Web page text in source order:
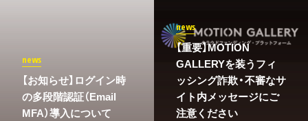
news
​【お知らせ】ログイン時
の多段階認証（Email
MFA）導入について
news
【重要】MOTION
GALLERYを装うフィ
ッシング詐欺・不審なサ
イト内メッセージにご
注意ください